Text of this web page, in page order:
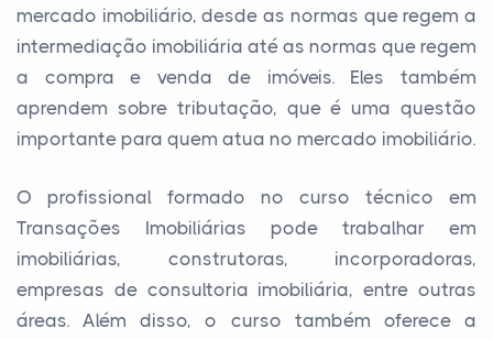
mercado imobiliário, desde as normas que regem a
intermediação imobiliária até as normas que regem
a compra e venda de imóveis. Eles também
aprendem sobre tributação, que é uma questão
importante para quem atua no mercado imobiliário.
O profissional formado no curso técnico em
Transações Imobiliárias pode trabalhar em
imobiliárias, construtoras, incorporadoras,
empresas de consultoria imobiliária, entre outras
áreas. Além disso, o curso também oferece a